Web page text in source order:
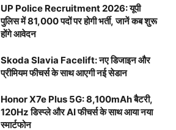
UP Police Recruitment 2026: यूपी
पुलिस में 81,000 पदों पर होगी भर्ती, जानें कब शुरू
होंगे आवेदन
Skoda Slavia Facelift: नए डिजाइन और
प्रीमियम फीचर्स के साथ आएगी नई सेडान
Honor X7e Plus 5G: 8,100mAh बैटरी,
120Hz डिस्प्ले और AI फीचर्स के साथ आया नया
स्मार्टफोन